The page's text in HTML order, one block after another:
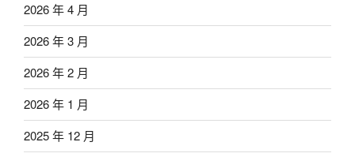
2026 年 4 月
2026 年 3 月
2026 年 2 月
2026 年 1 月
2025 年 12 月